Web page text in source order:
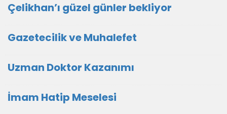
Çelikhan’ı güzel günler bekliyor
Gazetecilik ve Muhalefet
Uzman Doktor Kazanımı
İmam Hatip Meselesi